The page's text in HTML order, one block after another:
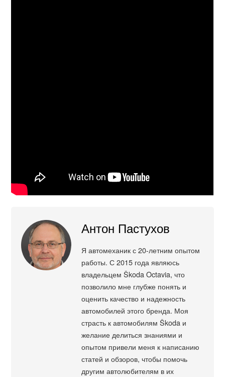
Антон Пастухов
Я автомеханик с 20-летним опытом
работы. С 2015 года являюсь
владельцем Škoda Octavia, что
позволило мне глубже понять и
оценить качество и надежность
автомобилей этого бренда. Моя
страсть к автомобилям Škoda и
желание делиться знаниями и
опытом привели меня к написанию
статей и обзоров, чтобы помочь
другим автолюбителям в их